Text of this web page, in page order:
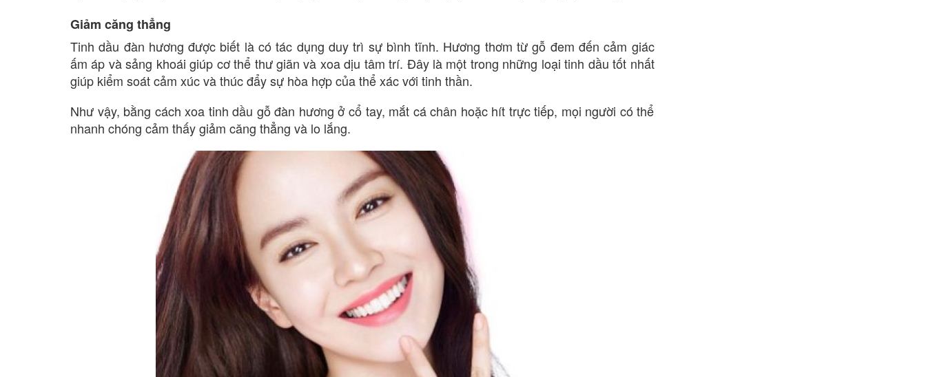
Giảm căng thẳng
Tinh dầu đàn hương được biết là có tác dụng duy trì sự bình tĩnh. Hương thơm từ gỗ đem đến cảm giác
ấm áp và sảng khoái giúp cơ thể thư giãn và xoa dịu tâm trí. Đây là một trong những loại tinh dầu tốt nhất
giúp kiểm soát cảm xúc và thúc đẩy sự hòa hợp của thể xác với tinh thần.
Như vậy, bằng cách xoa tinh dầu gỗ đàn hương ở cổ tay, mắt cá chân hoặc hít trực tiếp, mọi người có thể
nhanh chóng cảm thấy giảm căng thẳng và lo lắng.